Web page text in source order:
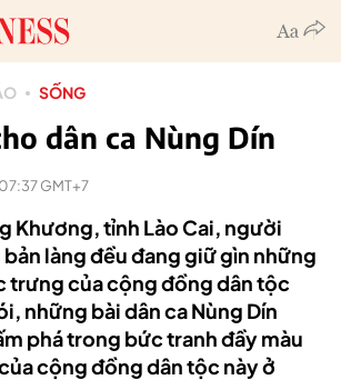
SỐNG
dân ca Nùng Dín
GMT+7
Khương, tỉnh Lào Cai, người
bản làng đều đang giữ gìn những
trưng của cộng đồng dân tộc
những bài dân ca Nùng Dín
phá trong bức tranh đầy màu
cộng đồng dân tộc này ở